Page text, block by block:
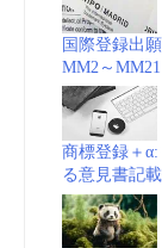
国際登録出
MM2～MM21
商標登録＋
る意見書記